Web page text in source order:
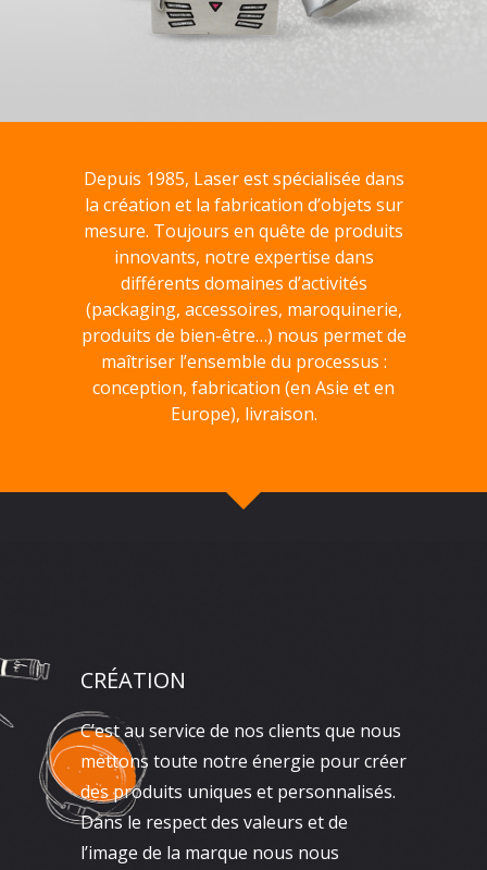
Depuis 1985, Laser est spécialisée dans
la création et la fabrication d’objets sur
mesure. Toujours en quête de produits
innovants, notre expertise dans
différents domaines d’activités
(packaging, accessoires, maroquinerie,
produits de bien-être…) nous permet de
maîtriser l’ensemble du processus :
conception, fabrication (en Asie et en
Europe), livraison.
CRÉATION
C’est au service de nos clients que nous
mettons toute notre énergie pour créer
des produits uniques et personnalisés.
Dans le respect des valeurs et de
l’image de la marque nous nous